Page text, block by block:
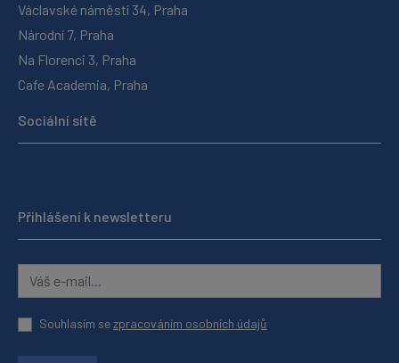
Václavské náměstí 34, Praha
Národní 7, Praha
Na Florenci 3, Praha
Cafe Academia, Praha
Sociální sítě
Přihlášení k newsletteru
Souhlasím sezpracováním osobních údajů